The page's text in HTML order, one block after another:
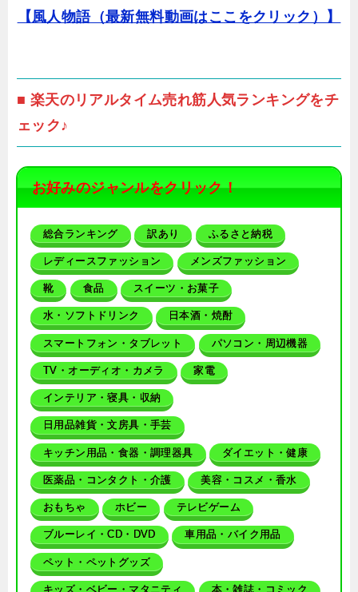
【風人物語（最新無料動画はここをクリック）】
■ 楽天のリアルタイム売れ筋人気ランキングをチ
ェック♪
お好みのジャンルをクリック！
総合ランキング 訳あり ふるさと納税
レディースファッション メンズファッション
靴 食品 スイーツ・お菓子
水・ソフトドリンク 日本酒・焼酎
スマートフォン・タブレット パソコン・周辺機器
TV・オーディオ・カメラ 家電
インテリア・寝具・収納
日用品雑貨・文房具・手芸
キッチン用品・食器・調理器具 ダイエット・健康
医薬品・コンタクト・介護 美容・コスメ・香水
おもちゃ ホビー テレビゲーム
ブルーレイ・CD・DVD 車用品・バイク用品
ペット・ペットグッズ
キッズ・ベビー・マタニティ 本・雑誌・コミック